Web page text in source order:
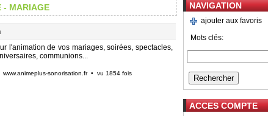
- MARIAGE
l'animation de vos mariages, soirées, spectacles,
communions...
www.animeplus-sonorisation.fr • vu 1854 fois
NAVIGATION
ajouter aux favoris
Mots clés:
ACCES COMPTE